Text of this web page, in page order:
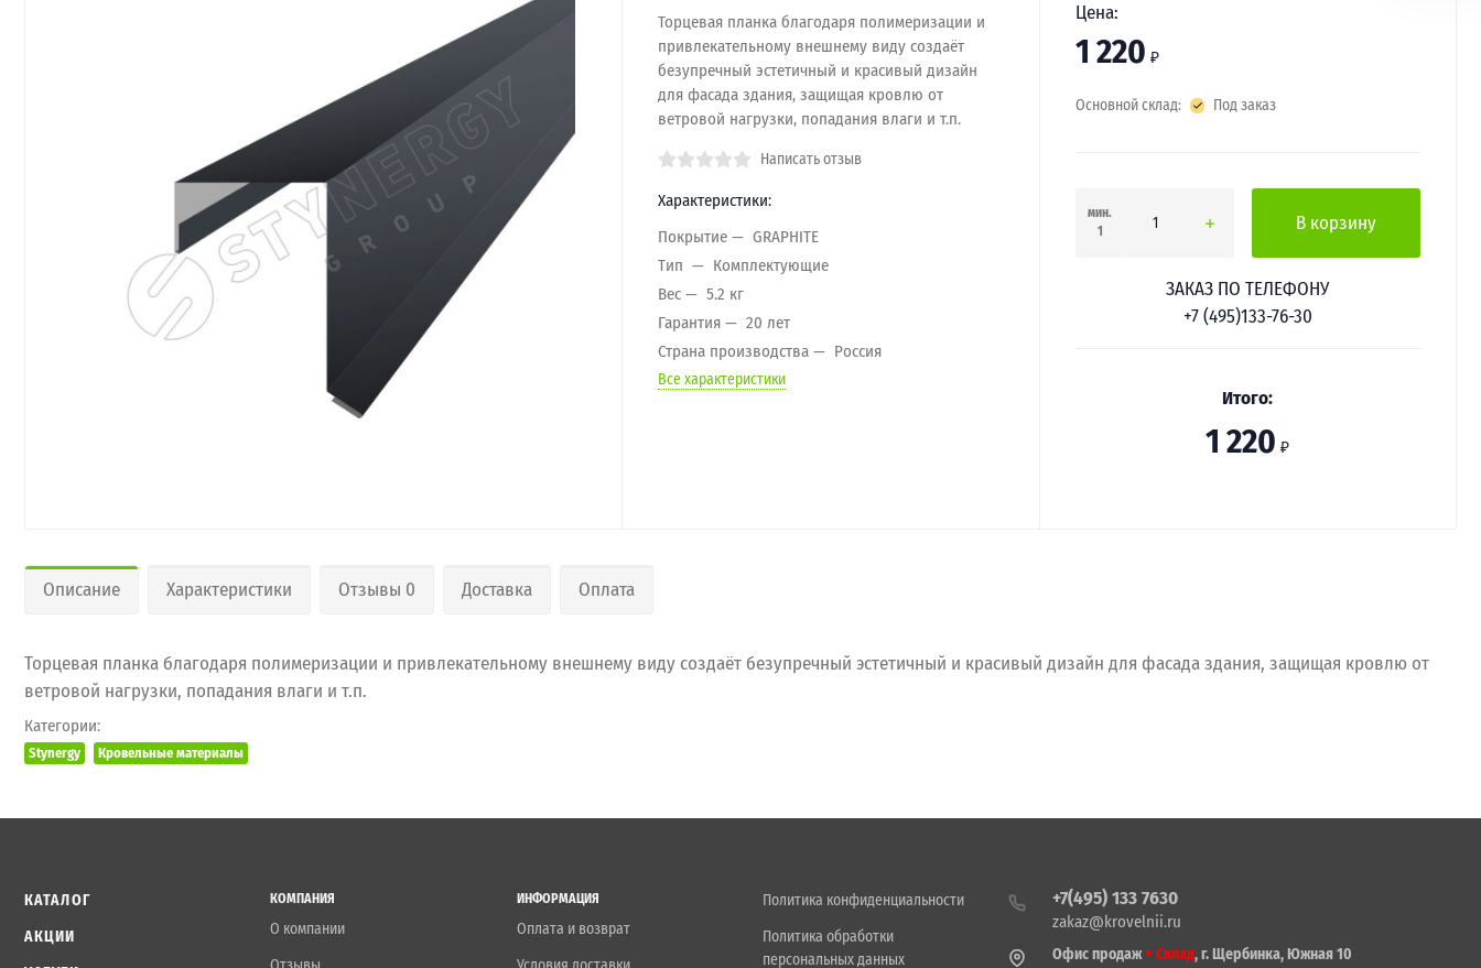
Торцевая планка благодаря полимеризации и
привлекательному внешнему виду создаёт
безупречный эстетичный и красивый дизайн
для фасада здания, защищая кровлю от
ветровой нагрузки, попадания влаги и т.п.
Написать отзыв
Характеристики:
Покрытие
GRAPHITE
Тип
Комплектующие
Вес
5.2 кг
Гарантия
20 лет
Страна производства
Россия
Все характеристики
Цена:
1 220 ₽
Основной склад: Под заказ
мин.
1
В корзину
ЗАКАЗ ПО ТЕЛЕФОНУ
+7 (495)133-76-30
Итого:
1 220 ₽
Описание Характеристики Отзывы 0 Доставка Оплата
Торцевая планка благодаря полимеризации и привлекательному внешнему виду создаёт безупречный эстетичный и красивый дизайн для фасада здания, защищая кровлю от
ветровой нагрузки, попадания влаги и т.п.
Категории:
Stynergy Кровельные материалы
КАТАЛОГ
АКЦИИ
КОМПАНИЯ
О компании
ИНФОРМАЦИЯ
Оплата и возврат
Политика конфиденциальности
Политика обработки
персональных данных
+7(495) 133 7630
zakaz@krovelnii.ru
Офис продаж+ Склад, г. Щербинка, Южная 10